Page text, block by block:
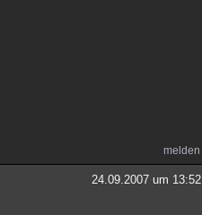
melden
24.09.2007 um 13:52